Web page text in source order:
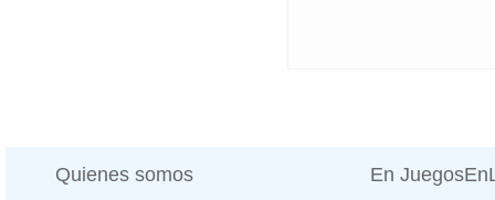
Quienes somos En